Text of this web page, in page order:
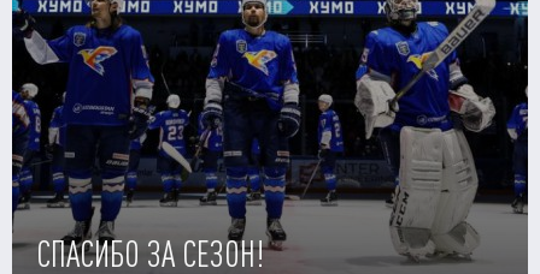
СПАСИБО ЗА СЕЗОН!